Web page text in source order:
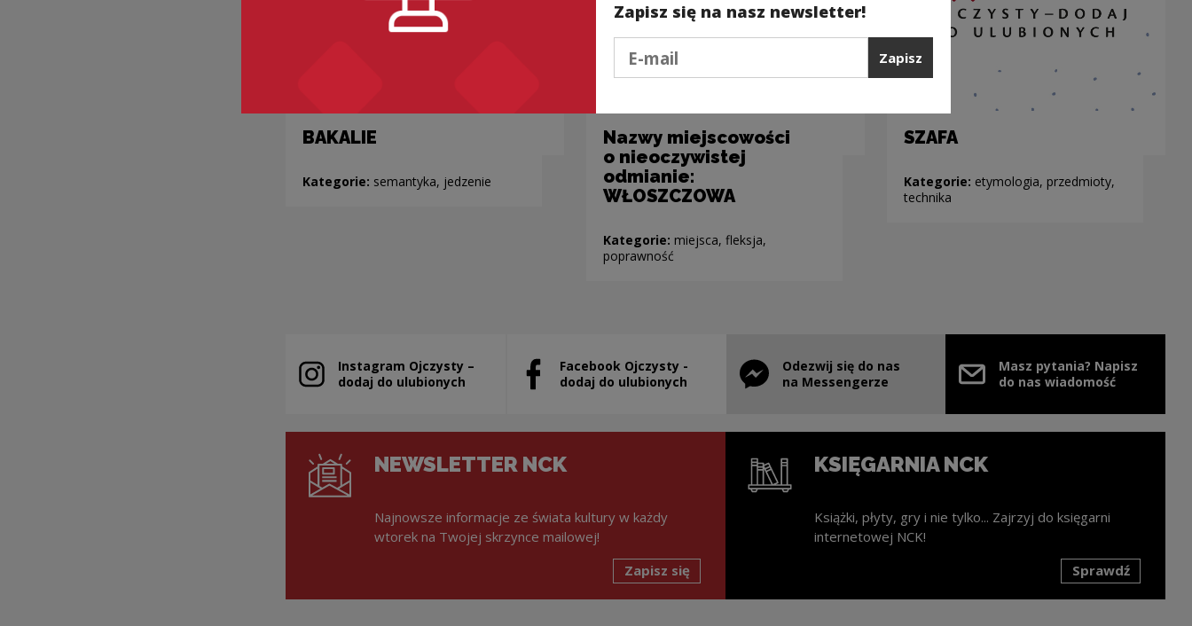
BAKALIE
Kategorie: semantyka, jedzenie
Nazwy miejscowości
o nieoczywistej
odmianie:
WŁOSZCZOWA
Kategorie: miejsca, fleksja,
poprawność
SZAFA
Kategorie: etymologia, przedmioty,
technika
Instagram Ojczysty –
dodaj do ulubionych
Uwaga, link zostanie otwarty w nowym oknie
Facebook Ojczysty -
dodaj do ulubionych
Uwaga, link zostanie otwarty w nowym oknie
Odezwij się do nas
na Messengerze
Uwaga, link zostanie otwarty w nowym oknie
Masz pytania? Napisz
do nas wiadomość
NEWSLETTER NCK
Najnowsze informacje ze świata kultury w każdy
wtorek na Twojej skrzynce mailowej!
Zapisz się
KSIĘGARNIA NCK
Książki, płyty, gry i nie tylko... Zajrzyj do księgarni
internetowej NCK!
Sprawdź
Zapisz się na nasz newsletter!
Zapisz